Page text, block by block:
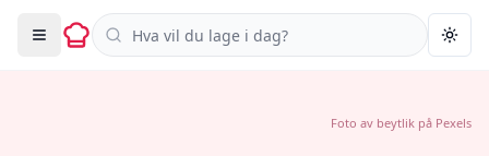
Søk i oppskrifter
Foto av beytlik på Pexels